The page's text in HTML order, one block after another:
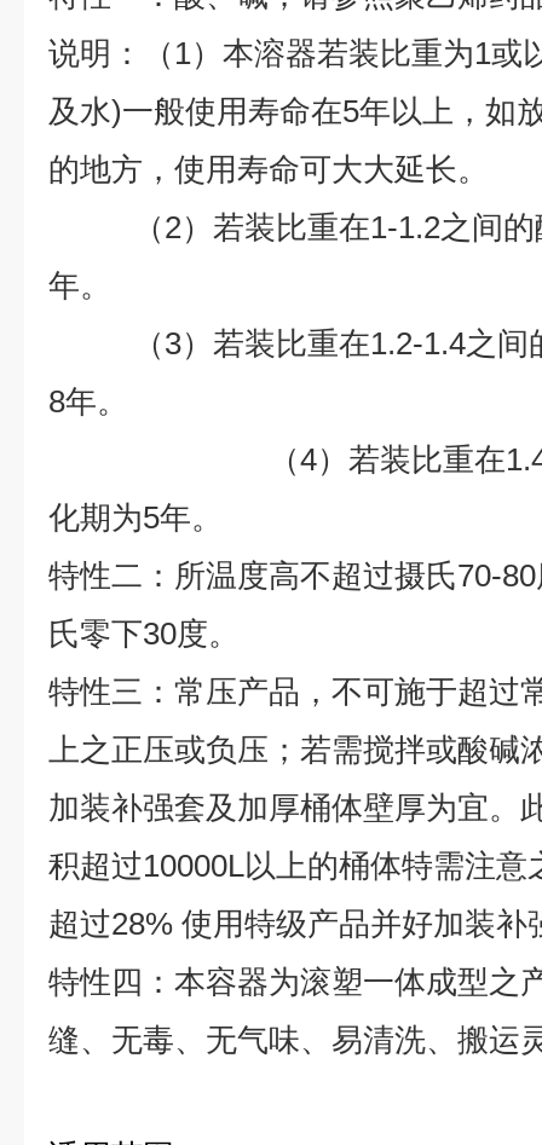
说明：（1）本溶器若装比重为1或
及水)一般使用寿命在5年以上，如
的地方，使用寿命可大大延长。
（2）若装比重在1-1.2之间的
年。
（3）若装比重在1.2-1.4之间
8年。
（4）若装比重在1.4以
化期为5年。
特性二：所温度高不超过摄氏70-
氏零下30度。
特性三：常压产品，不可施于超过
上之正压或负压；若需搅拌或酸碱
加装补强套及加厚桶体壁厚为宜。
积超过10000L以上的桶体特需注
超过28% 使用特级产品并好加装补
特性四：本容器为滚塑一体成型之
缝、无毒、无气味、易清洗、搬运